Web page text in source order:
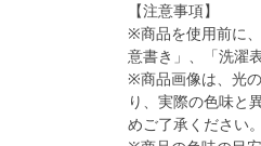
【注意事項】
※商品を使用前に
意書き」、「洗濯
※商品画像は、光
り、実際の色味と
めご了承ください。